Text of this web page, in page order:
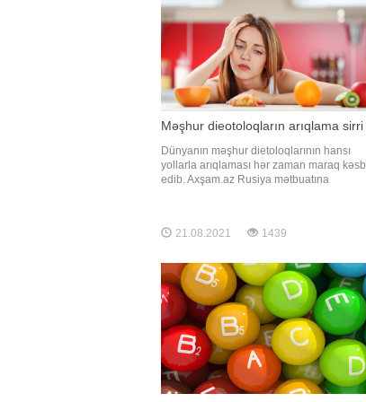
Məşhur dieotoloqların arıqlama sirri
Dünyanın məşhur dietoloqlarının hansı
yollarla arıqlaması hər zaman maraq kəsb
edib. Axşam.az Rusiya mətbuatına
Doğru səhər yeməyi - 5 kq. arıqladır.
21.08.2021 1439